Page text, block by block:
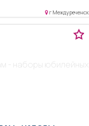
г Междуреченск
- наборы юбилейных